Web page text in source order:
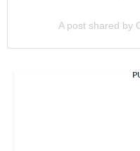
A post shared by